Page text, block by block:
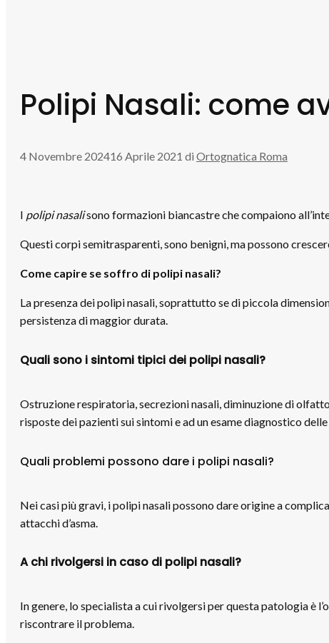
Polipi Nasali: come
4 Novembre 202416 Aprile 2021 di Ortognatica Roma
I polipi nasalisono formazioni biancastre che compaiono
Questi corpi semitrasparenti, sono benigni, ma possono
Come capire se soffro di polipi nasali?
La presenza dei polipi nasali, soprattutto se di piccola
persistenza di maggior durata.
Quali sono i sintomi tipici dei polipi nasali?
Ostruzione respiratoria, secrezioni nasali, diminuzione di
risposte dei pazienti sui sintomi e ad un esame diagnostico
Quali problemi possono dare i polipi nasali?
Nei casi più gravi, i polipi nasali possono dare origine a
attacchi d’asma.
A chi rivolgersi in caso di polipi nasali?
In genere, lo specialista a cui rivolgersi per questa patologia è
riscontrare il problema.